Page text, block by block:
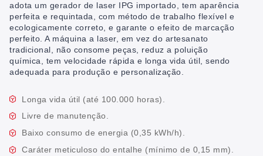
adota um gerador de laser IPG importado, tem aparência
perfeita e requintada, com método de trabalho flexível e
ecologicamente correto, e garante o efeito de marcação
perfeito. A máquina a laser, em vez do artesanato
tradicional, não consome peças, reduz a poluição
química, tem velocidade rápida e longa vida útil, sendo
adequada para produção e personalização.
Longa vida útil (até 100.000 horas).
Livre de manutenção.
Baixo consumo de energia (0,35 kWh/h).
Caráter meticuloso do entalhe (mínimo de 0,15 mm).